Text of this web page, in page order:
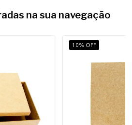
na sua navegação
10% OFF